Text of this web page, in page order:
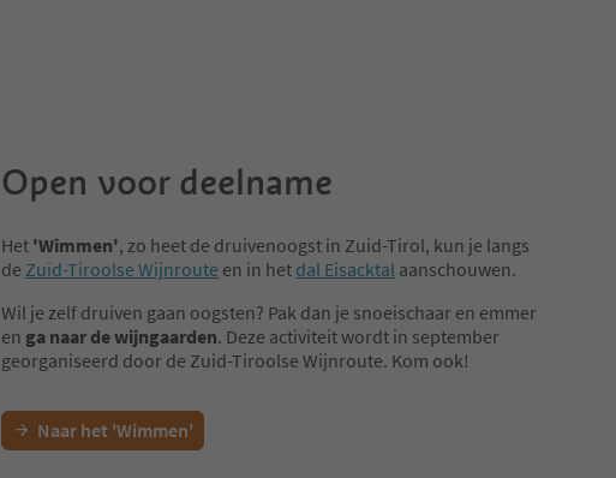
Open voor deelname
Het 'Wimmen', zo heet de druivenoogst in Zuid-Tirol, kun je langs
de Zuid-Tiroolse Wijnroute en in het dal Eisacktal aanschouwen.
Wil je zelf druiven gaan oogsten? Pak dan je snoeischaar en emmer
en ga naar de wijngaarden. Deze activiteit wordt in september
georganiseerd door de Zuid-Tiroolse Wijnroute. Kom ook!
Naar het 'Wimmen'